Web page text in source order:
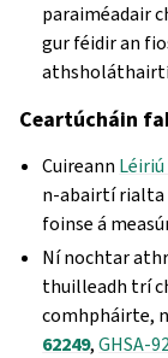
paraiméadair
gur féidir an
Ceartúcháin
Cuireann
n-abairtí rialta
foinse á
Ní nochtar
thuilleadh trí
comhpháirte,
62249,GHSA-